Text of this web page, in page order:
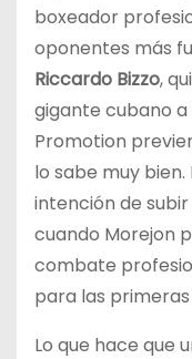
boxeador
oponentes más
Riccardo Bizzo,
gigante cubano a
Promotion
lo sabe muy
intención de
cuando Morejon
combate
para las
Lo que hace que